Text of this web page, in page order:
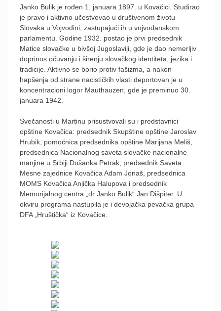
Janko Bulik je rođen 1. januara 1897. u Kovačici. Studirao
je pravo i aktivno učestvovao u društvenom životu
Slovaka u Vojvodini, zastupajući ih u vojvođanskom
parlamentu. Godine 1932. postao je prvi predsednik
Matice slovačke u bivšoj Jugoslaviji, gde je dao nemerljiv
doprinos očuvanju i širenju slovačkog identiteta, jezika i
tradicije. Aktivno se borio protiv fašizma, a nakon
hapšenja od strane nacističkih vlasti deportovan je u
koncentracioni logor Mauthauzen, gde je preminuo 30.
januara 1942.
Svečanosti u Martinu prisustvovali su i predstavnici
opštine Kovačica: predsednik Skupštine opštine Jaroslav
Hrubik, pomoćnica predsednika opštine Marijana Meliš,
predsednica Nacionalnog saveta slovačke nacionalne
manjine u Srbiji Dušanka Petrak, predsednik Saveta
Mesne zajednice Kovačica Adam Jonaš, predsednica
MOMS Kovačica Anjička Halupova i predsednik
Memorijalnog centra „dr Janko Bulik“ Jan Dišpiter. U
okviru programa nastupila je i devojačka pevačka grupa
DFA „Hruštička“ iz Kovačice.